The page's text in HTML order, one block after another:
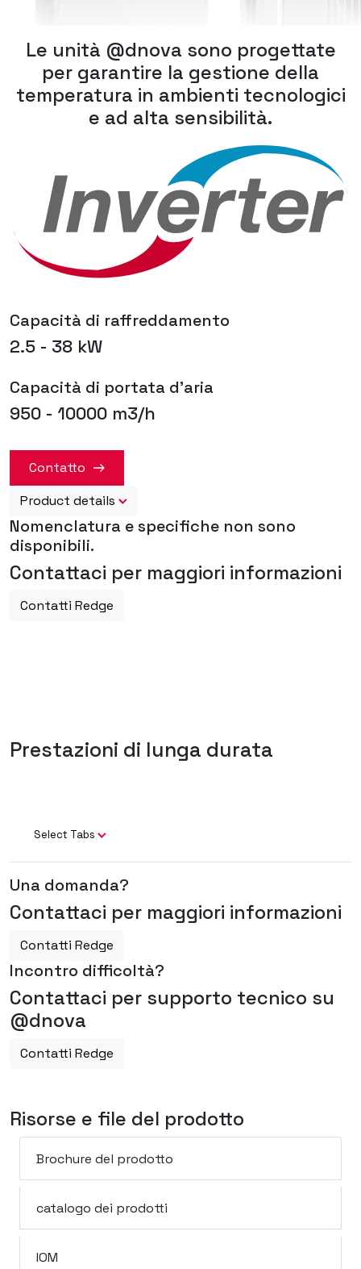
Le unità @dnova sono progettate
per garantire la gestione della
temperatura in ambienti tecnologici
e ad alta sensibilità.
Capacità di raffreddamento
2.5 - 38 kW
Capacità di portata d'aria
950 - 10000 m3/h
Contatto
Product details
Nomenclatura e specifiche non sono
disponibili.
Contattaci per maggiori informazioni
Contatti Redge
Prestazioni di lunga durata
Select Tabs
Una domanda?
Contattaci per maggiori informazioni
Contatti Redge
Incontro difficoltà?
Contattaci per supporto tecnico su
@dnova
Contatti Redge
Risorse e file del prodotto
Brochure del prodotto
catalogo dei prodotti
IOM